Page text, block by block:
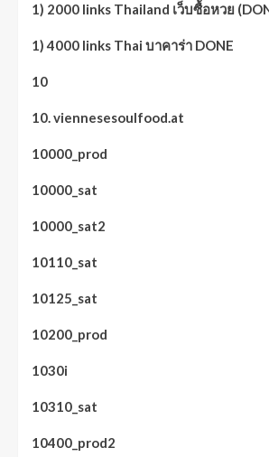
1) 2000 links Thailand เว็บซื้อหวย
1) 4000 links Thai บาคาร่า DONE
10
10. viennesesoulfood.at
10000_prod
10000_sat
10000_sat2
10110_sat
10125_sat
10200_prod
1030i
10310_sat
10400_prod2